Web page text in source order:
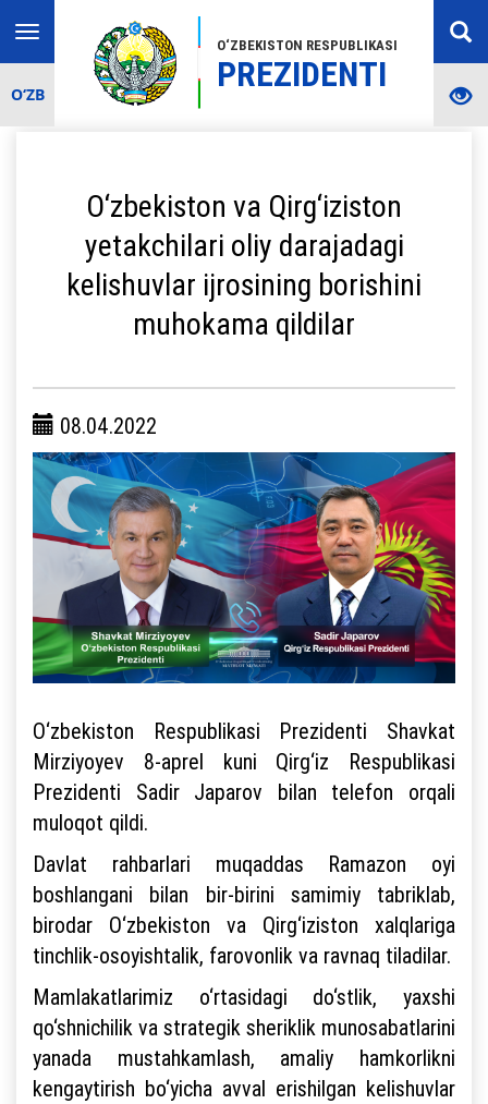
O‘ZBEKISTON RESPUBLIKASI
PREZIDENTI
Toggle
navigation
O‘ZB
O‘zbekiston va Qirg‘iziston
yetakchilari oliy darajadagi
kelishuvlar ijrosining borishini
muhokama qildilar
08.04.2022
O‘zbekiston Respublikasi Prezidenti Shavkat
Mirziyoyev 8-aprel kuni Qirg‘iz Respublikasi
Prezidenti Sadir Japarov bilan telefon orqali
muloqot qildi.
Davlat rahbarlari muqaddas Ramazon oyi
boshlangani bilan bir-birini samimiy tabriklab,
birodar O‘zbekiston va Qirg‘iziston xalqlariga
tinchlik-osoyishtalik, farovonlik va ravnaq tiladilar.
Mamlakatlarimiz o‘rtasidagi do‘stlik, yaxshi
qo‘shnichilik va strategik sheriklik munosabatlarini
yanada mustahkamlash, amaliy hamkorlikni
kengaytirish bo‘yicha avval erishilgan kelishuvlar